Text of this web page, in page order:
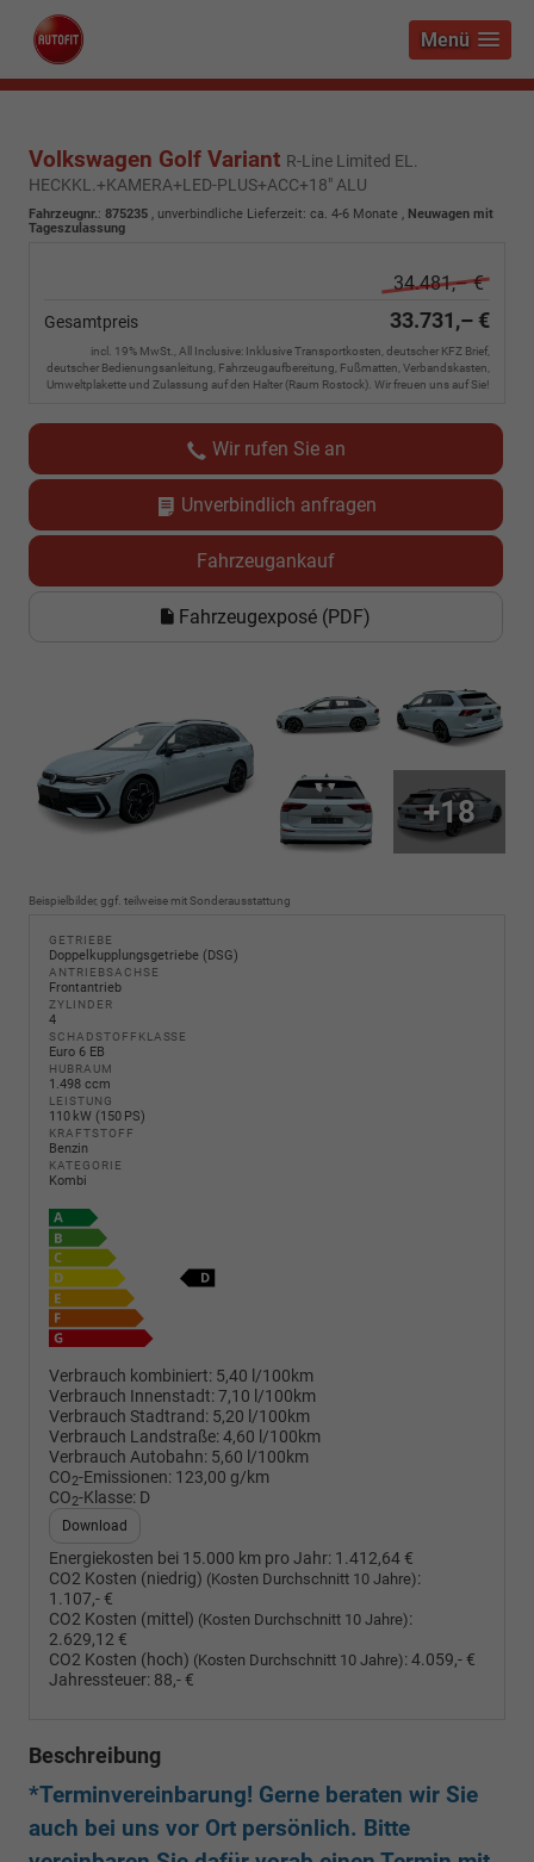
Menü
Volkswagen Golf Variant R-Line Limited EL.
HECKKL.+KAMERA+LED-PLUS+ACC+18" ALU
Fahrzeugnr.: 875235 , unverbindliche Lieferzeit: ca. 4-6 Monate , Neuwagen mit
Tageszulassung
34.481,– €
Gesamtpreis 33.731,– €
incl. 19% MwSt., All Inclusive: Inklusive Transportkosten, deutscher KFZ Brief,
deutscher Bedienungsanleitung, Fahrzeugaufbereitung, Fußmatten, Verbandskasten,
Umweltplakette und Zulassung auf den Halter (Raum Rostock). Wir freuen uns auf Sie!
Wir rufen Sie an
Unverbindlich anfragen
Fahrzeugankauf
Fahrzeugexposé (PDF)
+18
Beispielbilder, ggf. teilweise mit Sonderausstattung
GETRIEBE
Doppelkupplungsgetriebe (DSG)
ANTRIEBSACHSE
Frontantrieb
ZYLINDER
4
SCHADSTOFFKLASSE
Euro 6 EB
HUBRAUM
1.498 ccm
LEISTUNG
110 kW (150 PS)
KRAFTSTOFF
Benzin
KATEGORIE
Kombi
Verbrauch kombiniert: 5,40 l/100km
Verbrauch Innenstadt:7,10 l/100km
Verbrauch Stadtrand: 5,20 l/100km
Verbrauch Landstraße:4,60 l/100km
Verbrauch Autobahn: 5,60 l/100km
CO2-Emissionen: 123,00 g/km
CO2-Klasse: D
Download
Energiekosten bei 15.000 km pro Jahr: 1.412,64 €
CO2 Kosten (niedrig) (Kosten Durchschnitt 10 Jahre):
1.107,- €
CO2 Kosten (mittel) (Kosten Durchschnitt 10 Jahre):
2.629,12 €
CO2 Kosten (hoch) (Kosten Durchschnitt 10 Jahre):4.059,- €
Jahressteuer: 88,- €
Beschreibung
*Terminvereinbarung! Gerne beraten wir Sie
auch bei uns vor Ort persönlich. Bitte